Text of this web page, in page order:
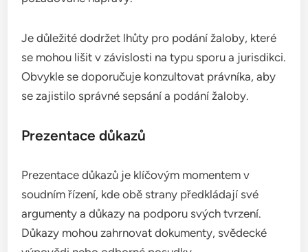
Je důležité dodržet lhůty pro podání žaloby, které
se mohou lišit v závislosti na typu sporu a jurisdikci.
Obvykle se doporučuje konzultovat právníka, aby
se zajistilo správné sepsání a podání žaloby.
Prezentace důkazů
Prezentace důkazů je klíčovým momentem v
soudním řízení, kde obě strany předkládají své
argumenty a důkazy na podporu svých tvrzení.
Důkazy mohou zahrnovat dokumenty, svědecké